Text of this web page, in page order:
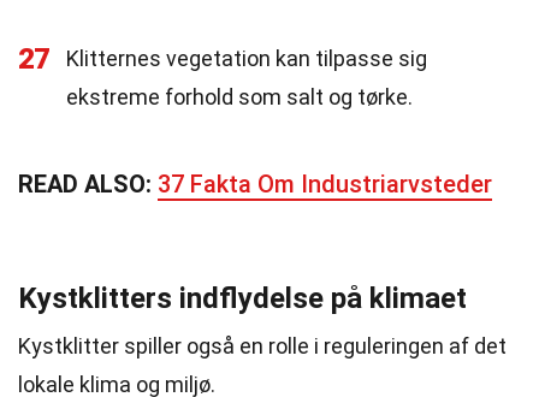
27
Klitternes vegetation kan tilpasse sig
ekstreme forhold som salt og tørke.
READ ALSO: 37 Fakta Om Industriarvsteder
Kystklitters indflydelse på klimaet
Kystklitter spiller også en rolle i reguleringen af det
lokale klima og miljø.